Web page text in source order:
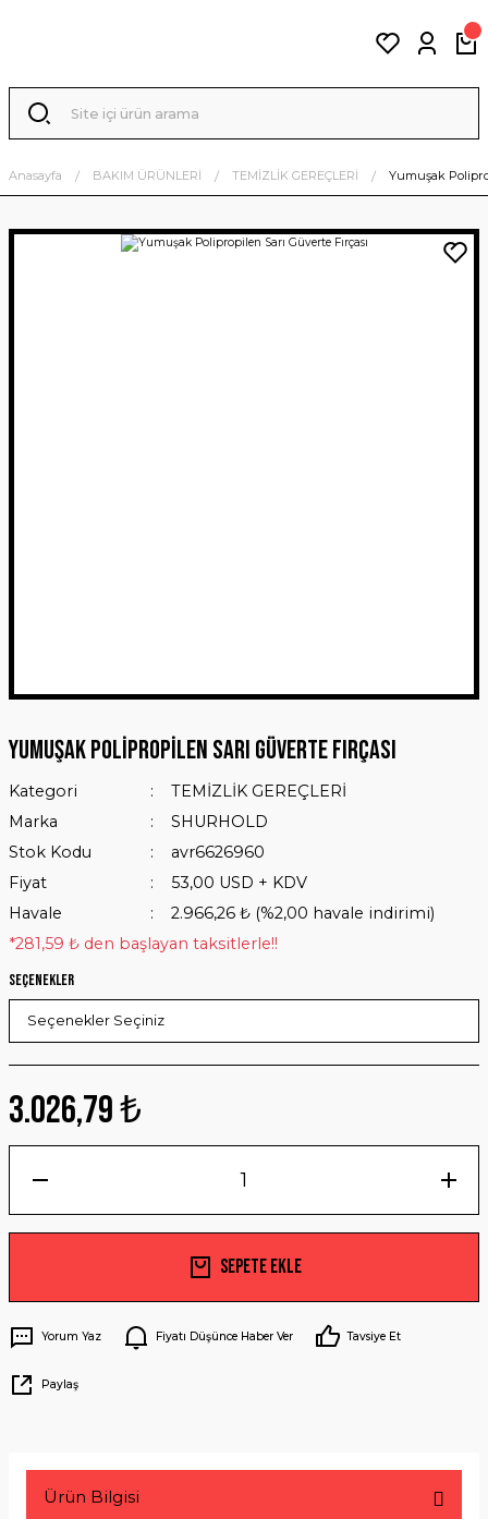
Anasayfa BAKIM ÜRÜNLERİ TEMİZLİK GEREÇLERİ Yumuşak
Yumuşak Polipropilen Sarı Güverte Fırçası
Kategori
TEMİZLİK GEREÇLERİ
Marka
SHURHOLD
Stok Kodu
avr6626960
Fiyat
53,00 USD + KDV
Havale
2.966,26 ₺ (%2,00 havale indirimi)
*281,59 ₺ den başlayan taksitlerle!!
Seçenekler
3.026,79 ₺
Sepete Ekle
Yorum Yaz Fiyatı Düşünce Haber Ver Tavsiye Et
Paylaş
Ürün Bilgisi